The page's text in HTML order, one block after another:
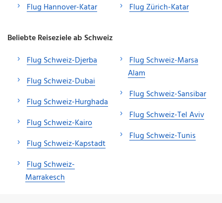
Flug Hannover-Katar
Flug Zürich-Katar
Beliebte Reiseziele ab Schweiz
Flug Schweiz-Djerba
Flug Schweiz-Dubai
Flug Schweiz-Hurghada
Flug Schweiz-Kairo
Flug Schweiz-Kapstadt
Flug Schweiz-
Marrakesch
Flug Schweiz-Marsa
Alam
Flug Schweiz-Sansibar
Flug Schweiz-Tel Aviv
Flug Schweiz-Tunis